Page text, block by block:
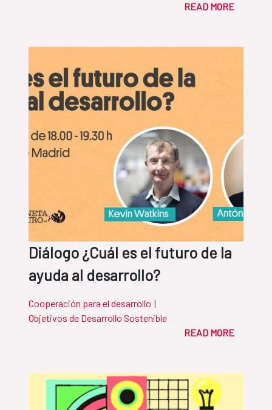
READ MORE
Diálogo ¿Cuál es el futuro de la
ayuda al desarrollo?
Cooperación para el desarrollo |
Objetivos de Desarrollo Sostenible
READ MORE